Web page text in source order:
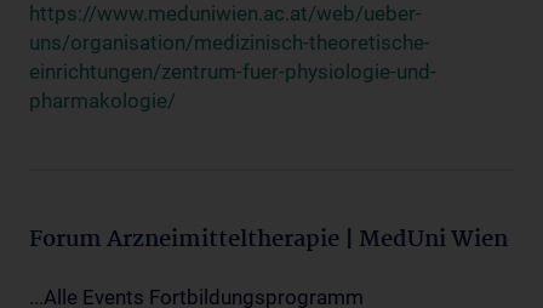
https://www.meduniwien.ac.at/web/ueber-
uns/organisation/medizinisch-theoretische-
einrichtungen/zentrum-fuer-physiologie-und-
pharmakologie/
Forum Arzneimitteltherapie | MedUni Wien
...Alle Events Fortbildungsprogramm